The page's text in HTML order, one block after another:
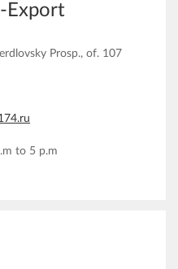
Export
Prosp., of. 107
to 5 p.m